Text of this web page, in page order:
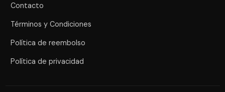
Contacto
Términos y Condiciones
Política de reembolso
Política de privacidad